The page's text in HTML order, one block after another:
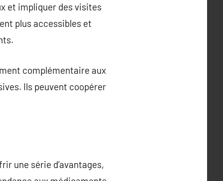
et impliquer des visites
plus accessibles et
complémentaire aux
Ils peuvent coopérer
une série d’avantages,